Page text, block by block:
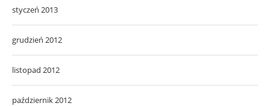
styczeń 2013
grudzień 2012
listopad 2012
październik 2012